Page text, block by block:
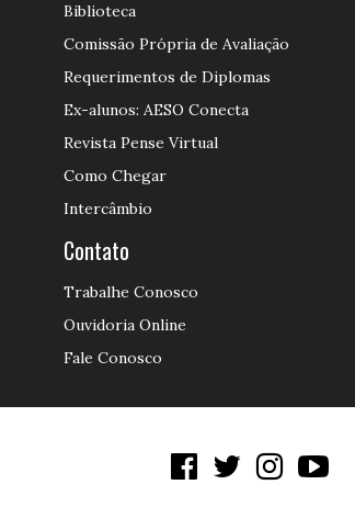
Biblioteca
Comissão Própria de Avaliação
Requerimentos de Diplomas
Ex-alunos: AESO Conecta
Revista Pense Virtual
Como Chegar
Intercâmbio
Contato
Trabalhe Conosco
Ouvidoria Online
Fale Conosco